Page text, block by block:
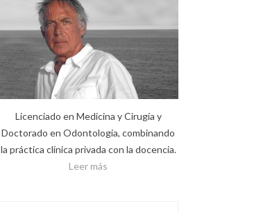
Licenciado en Medicina y Cirugía y
Doctorado en Odontología, combinando
la práctica clínica privada con la docencia.
Leer más